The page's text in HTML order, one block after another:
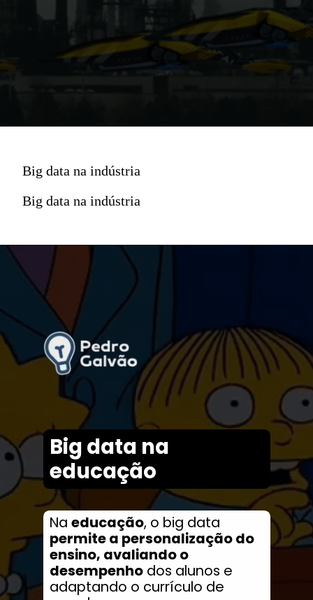
Big data na indústria
Big data na indústria
Na educação, o big data
permite a personalização do
ensino, avaliando o
desempenhodos alunos e
adaptando o currículo de
Big data na
educação